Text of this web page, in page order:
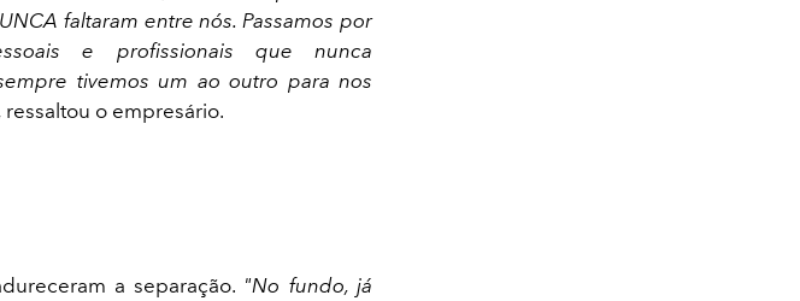
faltaram entre nós. Passamos por
e profissionais que nunca
tivemos um ao outro para nos
ressaltou o empresário.
a separação. "No fundo, já